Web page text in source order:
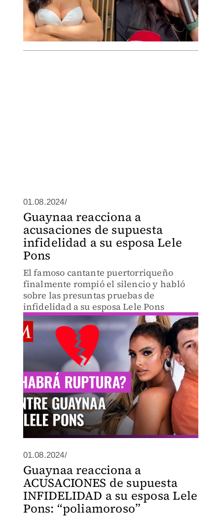
01.08.2024/
Guaynaa reacciona a
acusaciones de supuesta
infidelidad a su esposa Lele
Pons
El famoso cantante puertorriqueño
finalmente rompió el silencio y habló
sobre las presuntas pruebas de
infidelidad a su esposa Lele Pons
01.08.2024/
Guaynaa reacciona a
ACUSACIONES de supuesta
INFIDELIDAD a su esposa Lele
Pons: “poliamoroso”